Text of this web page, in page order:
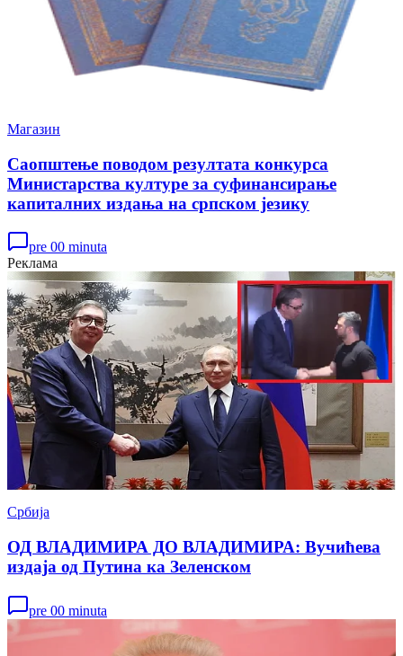
Магазин
Саопштење поводом резултата конкурса
Министарства културе за суфинансирање
капиталних издања на српском језику
pre 00 minuta
Реклама
Србија
ОД ВЛАДИМИРА ДО ВЛАДИМИРА: Вучићева
издаја од Путина ка Зеленском
pre 00 minuta